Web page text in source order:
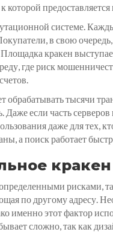
системе.
в свою
кракен
где риск
обрабатывать тысячи
Даже если часть
даже для
а поиск работает
рисками,
по другому адресу.
именно этот фактор
сложно, так как